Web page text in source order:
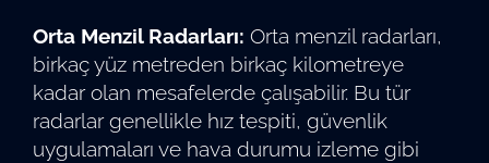
Orta Menzil Radarları: Orta menzil radarları,
birkaç yüz metreden birkaç kilometreye
kadar olan mesafelerde çalışabilir. Bu tür
radarlar genellikle hız tespiti, güvenlik
uygulamaları ve hava durumu izleme gibi